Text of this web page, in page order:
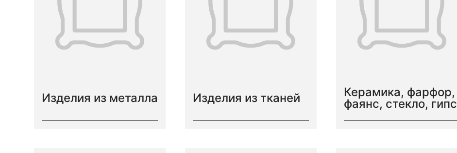
Изделия из металла Изделия из тканей
Керамика, фарфор,
фаянс, стекло, гипс